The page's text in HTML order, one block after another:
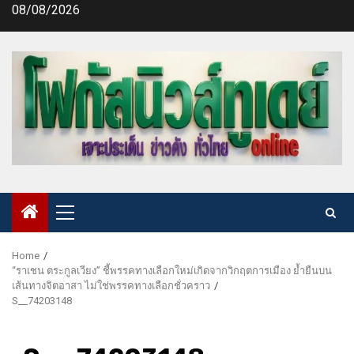
Skip08/08/2026
Primary
Menu
Home
“ราเชน ตระกูลเวียง” ชี้พรรคทางเลือกใหม่เกิดจากวิกฤตการเมือง ย้ำยืนบน
เส้นทางจิตอาสา ไม่ใช่พรรคทางเลือกชั่วคราว
S__74203148